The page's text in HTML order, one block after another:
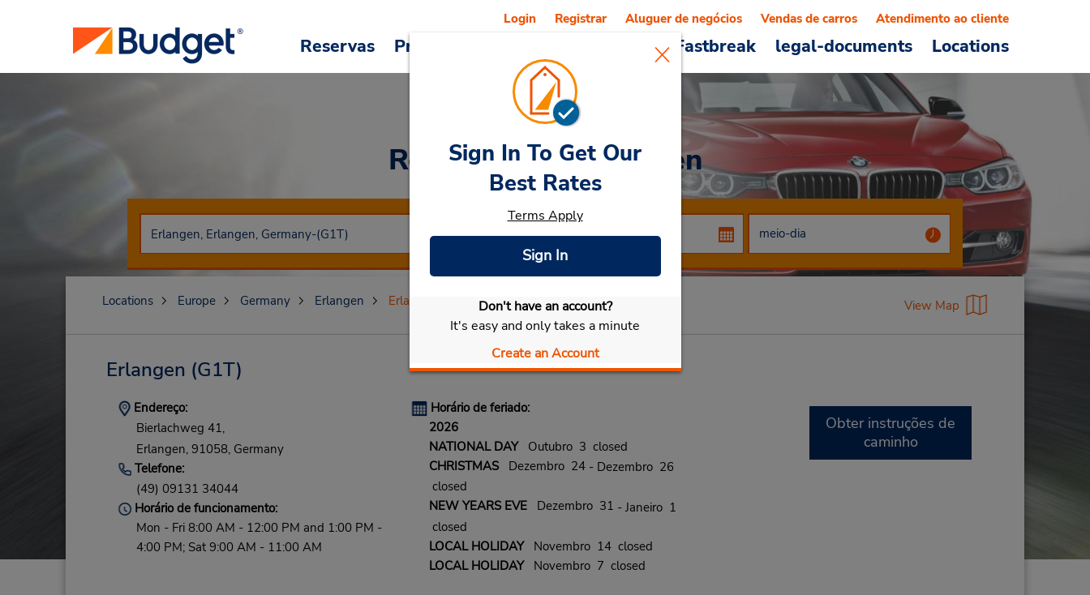
Reservas Promoções Veículos e serviços Fastbreak legal-documents Locations
Login Registrar Aluguer de negócios Vendas de carros Atendimento ao cliente
Rent a Carat Erlangen
Selecionar meu carro
Sign In To Get Our
Best Rates
Terms Apply
Sign In
Don't have an account?
It's easy and only takes a minute
Create an Account
Locations Europe Germany Erlangen Erlangen View Map
Erlangen (G1T)
Endereço:
Bierlachweg 41,
Erlangen, 91058, Germany
Telefone:
(49) 09131 34044
Horário de funcionamento:
Mon - Fri 8:00 AM - 12:00 PM and 1:00 PM -
4:00 PM; Sat 9:00 AM - 11:00 AM
Horário de feriado:
2026
NATIONAL DAYOutubro 3 closed
CHRISTMASDezembro 24 - Dezembro 26
closed
NEW YEARS EVEDezembro 31 - Janeiro 1
closed
LOCAL HOLIDAYNovembro 14 closed
LOCAL HOLIDAYNovembro 7 closed
Obter instruções de
caminho